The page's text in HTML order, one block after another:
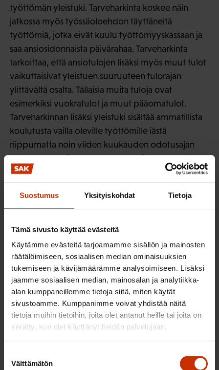
Suostumus Yksityiskohdat Tietoja
Tämä sivusto käyttää evästeitä
Käytämme evästeitä tarjoamamme sisällön ja mainosten
räätälöimiseen, sosiaalisen median ominaisuuksien
tukemiseen ja kävijämäärämme analysoimiseen. Lisäksi
jaamme sosiaalisen median, mainosalan ja analytiikka-
alan kumppaneillemme tietoja siitä, miten käytät
sivustoamme. Kumppanimme voivat yhdistää näitä
tietoja muihin tietoihin, joita olet antanut heille tai joita on
kerätty, kun olet käyttänyt heidän palvelujaan.
valinta
Välttämätön
työttömän yleistuki. Tarveharkinta koskee näin
jatkossa myös työssäoloehdon täyttäneitä
työttömiä, jotka eivät kuulu työttömyyskassaan ja
saa ansiosidonnaista päivärahaa. Tarveharkinta
tarkoittaa, että ansiotulojen lisäksi myös muut tulot
vaikuttaisivat yleistuen suuruuteen tulorajan
ylittävältä osalta. Tällaisia muita tuloja ovat
esimerkiksi vuokratulot ja muut pääomatulot.
Tarveharkinnan lisäksi yleistuki sisältää ammatillista
koulutusta vailla oleville työttömille iästä
riippumatta noin viiden kuukauden odotusajan
sekä vanhempien taloudessa asuville tuen
osittamisen.
Uuteen yleistukeen liittyy aktivointijakso, jonka
tarkoituksena on estää työttömyyden pitkittymistä
työnhakijalle järjestettäisiin työttömän työnhakijan
palveluprosessiin kuuluvia tapaamisia
lähtökohtaisesti paikan päällä
työvoimaviranomaisen toimipisteessä.
Tapaamisissa painotettaisiin työttömyyden
pitkittymisen syiden selvittämistä ja työnhakijan
ohjaamista tarpeellisiin palveluihin. Alle 25-vuotias
työnhakija osallistuisi aktivointijaksolle saatuaan
täyttänyt saatuaan yleistukea 1,5 vuoden ajan.